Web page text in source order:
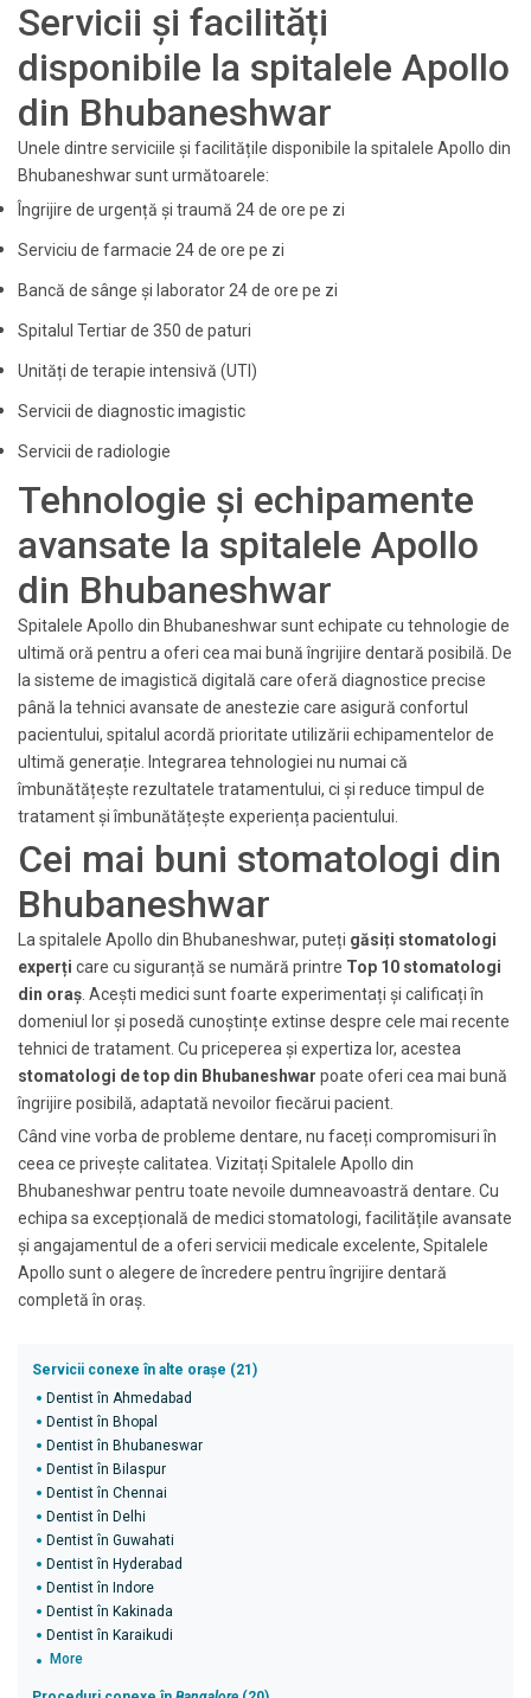
Servicii și facilități
disponibile la spitalele Apollo
din Bhubaneshwar
Unele dintre serviciile și facilitățile disponibile la spitalele Apollo din
Bhubaneshwar sunt următoarele:
Îngrijire de urgență și traumă 24 de ore pe zi
Serviciu de farmacie 24 de ore pe zi
Bancă de sânge și laborator 24 de ore pe zi
Spitalul Tertiar de 350 de paturi
Unități de terapie intensivă (UTI)
Servicii de diagnostic imagistic
Servicii de radiologie
Tehnologie și echipamente
avansate la spitalele Apollo
din Bhubaneshwar
Spitalele Apollo din Bhubaneshwar sunt echipate cu tehnologie de
ultimă oră pentru a oferi cea mai bună îngrijire dentară posibilă. De
la sisteme de imagistică digitală care oferă diagnostice precise
până la tehnici avansate de anestezie care asigură confortul
pacientului, spitalul acordă prioritate utilizării echipamentelor de
ultimă generație. Integrarea tehnologiei nu numai că
îmbunătățește rezultatele tratamentului, ci și reduce timpul de
tratament și îmbunătățește experiența pacientului.
Cei mai buni stomatologi din
Bhubaneshwar
La spitalele Apollo din Bhubaneshwar, puteți găsiți stomatologi
experți care cu siguranță se numără printre Top 10 stomatologi
din oraș . Acești medici sunt foarte experimentați și calificați în
domeniul lor și posedă cunoștințe extinse despre cele mai recente
tehnici de tratament. Cu priceperea și expertiza lor, acestea
stomatologi de top din Bhubaneshwar poate oferi cea mai bună
îngrijire posibilă, adaptată nevoilor fiecărui pacient.
Când vine vorba de probleme dentare, nu faceți compromisuri în
ceea ce privește calitatea. Vizitați Spitalele Apollo din
Bhubaneshwar pentru toate nevoile dumneavoastră dentare. Cu
echipa sa excepțională de medici stomatologi, facilitățile avansate
și angajamentul de a oferi servicii medicale excelente, Spitalele
Apollo sunt o alegere de încredere pentru îngrijire dentară
completă în oraș.
Servicii conexe în alte orașe (21)
Dentist în Ahmedabad
Dentist în Bhopal
Dentist în Bhubaneswar
Dentist în Bilaspur
Dentist în Chennai
Dentist în Delhi
Dentist în Guwahati
Dentist în Hyderabad
Dentist în Indore
Dentist în Kakinada
Dentist în Karaikudi
More